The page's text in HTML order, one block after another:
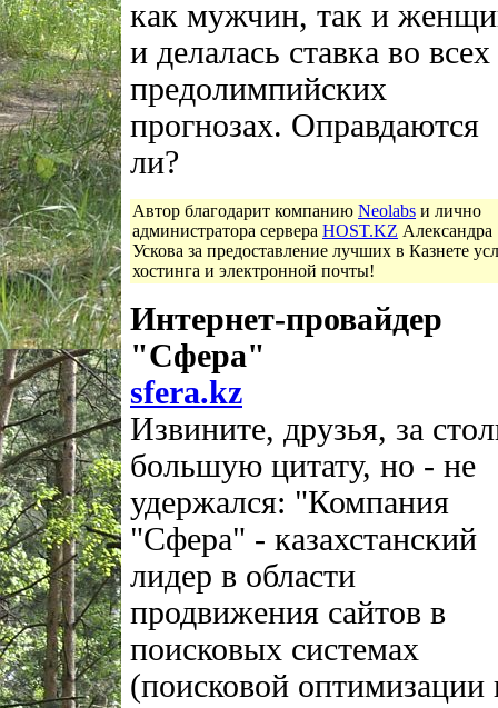
как мужчин, так и
и делалась ставка во всех
предолимпийских
прогнозах. Оправдаются
ли?
Автор благодарит компанию Neolabs и лично
администратора сервера HOST.KZ Александра
Ускова за предоставление лучших в Казнете
хостинга и электронной почты!
Интернет-провайдер
"Сфера"
sfera.kz
Извините, друзья, за
большую цитату, но - не
удержался: "Компания
"Сфера" - казахстанский
лидер в области
продвижения сайтов в
поисковых системах
(поисковой оптимизации